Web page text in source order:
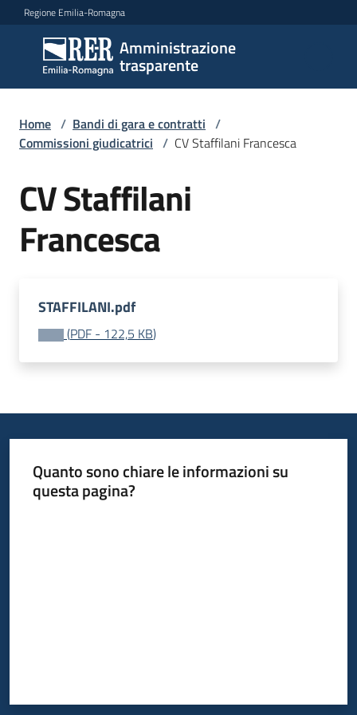
Vai al contenuto
Vai alla navigazione
Vai al footer
Regione Emilia-Romagna
Amministrazione
trasparente
Amministrazione
trasparente
Sottosezioni
Accesso
Home / Bandi di gara e contratti /
Commissioni giudicatrici / CV Staffilani Francesca
CV Staffilani
Francesca
STAFFILANI.pdf
(PDF - 122,5 KB)
Quanto sono chiare le informazioni su
questa pagina?